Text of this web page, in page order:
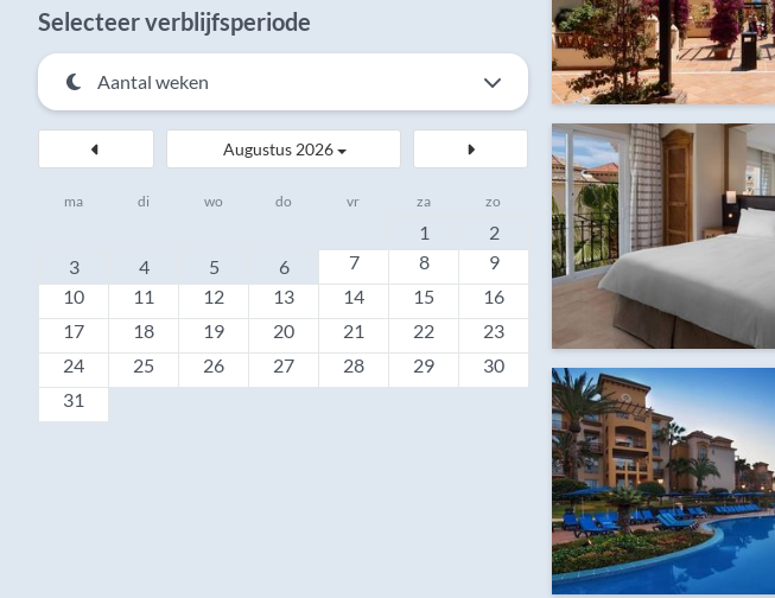
Selecteer verblijfsperiode
Augustus 2026
ma di wo do vr za zo
1
2
3
4 5 6 7 8
9
10
11 12 13 14 15
16
17
18 19 20 21 22
23
24
25 26 27 28 29
30
31